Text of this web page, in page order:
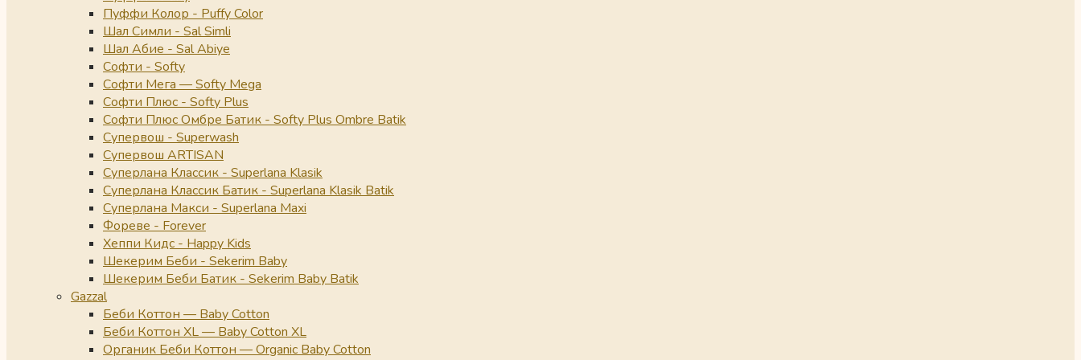
Пуффи Колор - Puffy Color
Шал Симли - Sal Simli
Шал Абие - Sal Abiye
Софти - Softy
Софти Мега — Softy Mega
Софти Плюс - Softy Plus
Софти Плюс Омбре Батик - Softy Plus Ombre Batik
Супервош - Superwash
Супервош ARTISAN
Суперлана Классик - Superlana Klasik
Суперлана Классик Батик - Superlana Klasik Batik
Суперлана Макси - Superlana Maxi
Фореве - Forever
Хеппи Кидс - Happy Kids
Шекерим Беби - Sekerim Baby
Шекерим Беби Батик - Sekerim Baby Batik
Gazzal
Беби Коттон — Baby Cotton
Беби Коттон XL — Baby Cotton XL
Органик Беби Коттон — Organic Baby Cotton